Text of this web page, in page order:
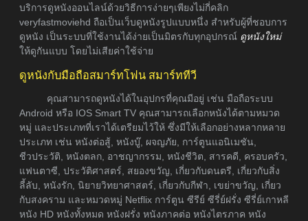
บริการดูหนังออนไลน์ด้วยวิธีการง่ายๆเพียงไม่กี่คลิก
veryfastmoviehd ถือเป็นเว็บดูหนังรูปแบบหนึ่ง สำหรับผู้ที่ชอบการ
ดูหนัง เป็นระบบที่ใช้งานได้ง่ายเป็นมิตรกับทุกอุปกรณ์ ดูหนังใหม่
ให้ดูกันแบบ โดยไม่เสียค่าใช้จ่าย
ดูหนังกับมือถือสมาร์ทโฟน สมาร์ททีวี
คุณสามารถดูหนังได้ในอุปกรที่คุณมีอยู่ เช่น มือถือระบบ
Android หรือ IOS Smart TV คุณสามารถเลือกหนังได้ตามหมวด
หมู่ และประเภทที่เราได้เตรียมไว้ให้ ซึ่งมีให้เลือกอย่างหลากหลาย
ประเภท เช่น หนังต่อสู้, หนังบู๊, ผจญภัย, การ์ตูนแอนิเมชัน,
ชีวประวัติ, หนังตลก, อาชญากรรม, หนังชีวิต, สารคดี, ครอบครัว,
แฟนตาซี, ประวัติศาสตร์, สยองขวัญ, เกี่ยวกับดนตรี, เกี่ยวกับสิ่ง
ลี้ลับ, หนังรัก, นิยายวิทยาศาสตร์, เกี่ยวกับกีฬา, เขย่าขวัญ, เกี่ยว
กับสงคราม และหมวดหมู่ Netflix การ์ตูน ซีรีย์ ซีรี่ย์ฝรั่ง ซีรี่ย์เกาหลี
หนัง HD หนังทั้งหมด หนังฝรั่ง หนังภาคต่อ หนังไตรภาค หนัง